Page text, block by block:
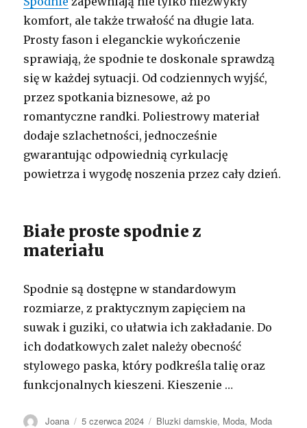
komfort, ale także trwałość na długie lata.
Prosty fason i eleganckie wykończenie
sprawiają, że spodnie te doskonale sprawdzą
się w każdej sytuacji. Od codziennych wyjść,
przez spotkania biznesowe, aż po
romantyczne randki. Poliestrowy materiał
dodaje szlachetności, jednocześnie
gwarantując odpowiednią cyrkulację
powietrza i wygodę noszenia przez cały dzień.
Białe proste spodnie z
materiału
Spodnie są dostępne w standardowym
rozmiarze, z praktycznym zapięciem na
suwak i guziki, co ułatwia ich zakładanie. Do
ich dodatkowych zalet należy obecność
stylowego paska, który podkreśla talię oraz
funkcjonalnych kieszeni. Kieszenie …
Autor
Joana Opublikowano
5 czerwca 2024 Kategorie
Bluzki damskie, Moda, Moda